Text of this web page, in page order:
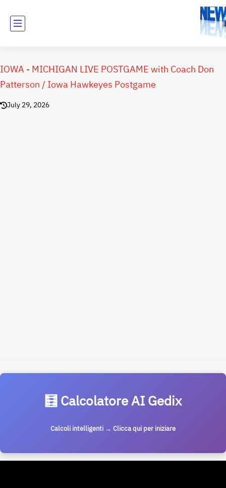
IOWA - MICHIGAN LIVE POSTGAME with Coach Don
Patterson / Iowa Hawkeyes Postgame
July 29, 2026
🧮 Calcolatore AI Gedix
Calcoli intelligenti → Clicca qui per iniziare